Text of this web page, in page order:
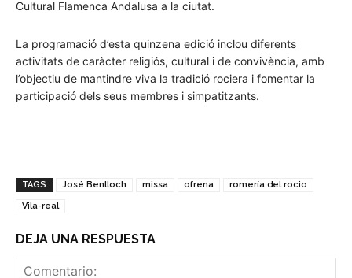
Cultural Flamenca Andalusa a la ciutat.
La programació d’esta quinzena edició inclou diferents
activitats de caràcter religiós, cultural i de convivència, amb
l’objectiu de mantindre viva la tradició rociera i fomentar la
participació dels seus membres i simpatitzants.
TAGS José Benlloch missa ofrena romería del rocio
Vila-real
DEJA UNA RESPUESTA